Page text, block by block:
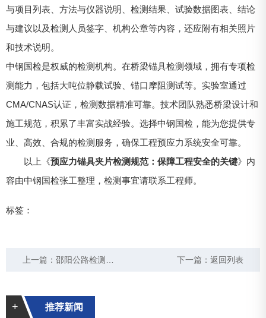
与项目列表、方法与仪器说明、检测结果、试验数据图表、结论
与建议以及检测人员签字、机构公章等内容，还应附有相关照片
和技术说明。
中钢国检是权威的检测机构。在桥梁锚具检测领域，拥有专项检
测能力，包括大吨位静载试验、锚口摩阻测试等。实验室通过
CMA/CNAS认证，检测数据精准可靠。技术团队熟悉桥梁设计和
施工规范，积累了丰富实战经验。选择中钢国检，能为您提供专
业、高效、合规的检测服务，确保工程预应力系统安全可靠。
以上《预应力锚具夹片检测规范：保障工程安全的关键》内
容由中钢国检张工整理，检测事宜请联系工程师。
标签：
上一篇：邵阳公路检测站在哪里 电话号码是多少 下一篇： 返回列表
+ 推荐新闻